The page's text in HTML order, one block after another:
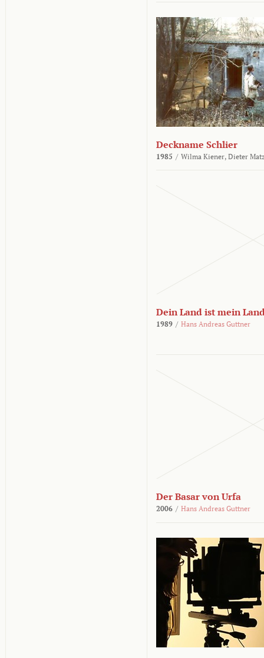
Deckname Schlier
1985 / Wilma Kiener, Dieter
Dein Land ist mein
1989 / Hans Andreas Guttner
Der Basar von Urfa
2006 / Hans Andreas Guttner